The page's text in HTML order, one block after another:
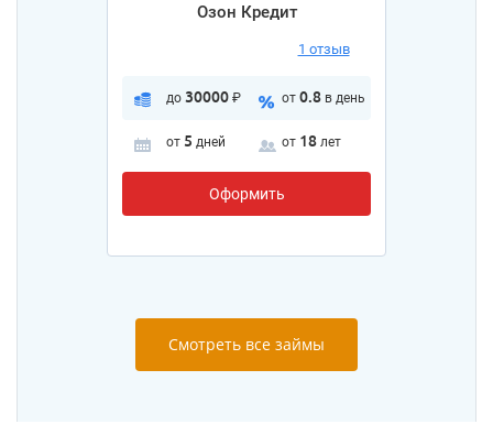
Озон Кредит
1 отзыв
до 30000 ₽ от 0.8 в день
от 5 дней от 18 лет
Оформить
Смотреть все займы